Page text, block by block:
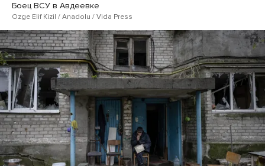
Боец ВСУ в Авдеевке
Ozge Elif Kizil / Anadolu / Vida Press